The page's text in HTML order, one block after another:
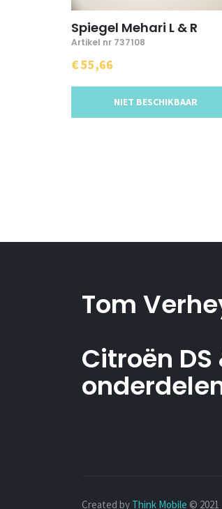
Spiegel Mehari L & R
Artikel nr 737108
€ 55,66
NIET BESCHIKBAAR
Tom
Citroën DS
Created by Think Mobile © 2021